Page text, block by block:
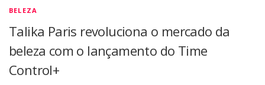
BELEZA
Talika Paris revoluciona o mercado da
beleza com o lançamento do Time
Control+